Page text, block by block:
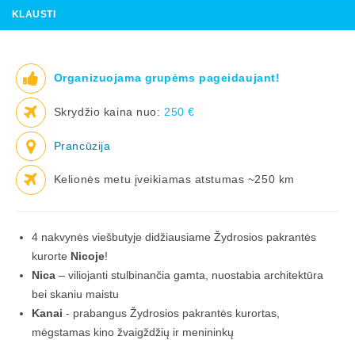
KLAUSTI
Organizuojama grupėms pageidaujant!
Skrydžio kaina nuo: 250 €
Prancūzija
Kelionės metu įveikiamas atstumas ~250 km
4 nakvynės viešbutyje didžiausiame Žydrosios pakrantės
kurorte Nicoje!
Nica – viliojanti stulbinančia gamta, nuostabia architektūra
bei skaniu maistu
Kanai - prabangus Žydrosios pakrantės kurortas,
mėgstamas kino žvaigždžių ir menininkų